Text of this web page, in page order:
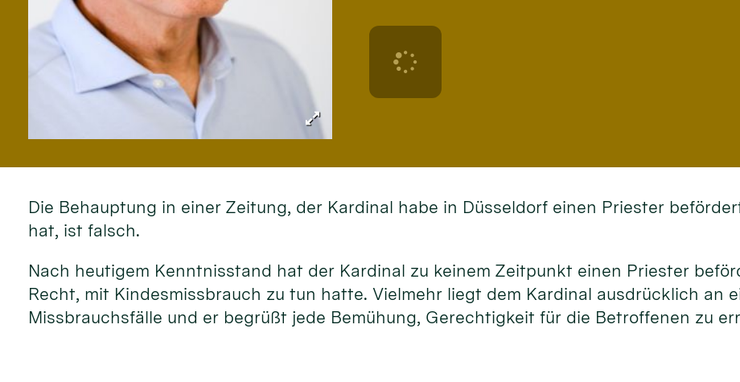
Die Behauptung in einer Zeitung, der Kardinal habe in Düsseldorf einen Priester
hat, ist falsch.
Nach heutigem Kenntnisstand hat der Kardinal zu keinem Zeitpunkt einen Priester
Recht, mit Kindesmissbrauch zu tun hatte. Vielmehr liegt dem Kardinal ausdrücklich an
Missbrauchsfälle und er begrüßt jede Bemühung, Gerechtigkeit für die Betroffenen zu